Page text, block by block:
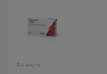
БА внутр